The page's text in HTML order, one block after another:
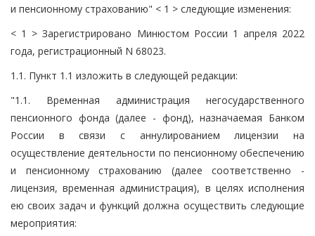
и пенсионному страхованию" < 1 > следующие изменения:
< 1 > Зарегистрировано Минюстом России 1 апреля 2022
года, регистрационный N 68023.
1.1. Пункт 1.1 изложить в следующей редакции:
"1.1. Временная администрация негосударственного
пенсионного фонда (далее - фонд), назначаемая Банком
России в связи с аннулированием лицензии на
осуществление деятельности по пенсионному обеспечению
и пенсионному страхованию (далее соответственно -
лицензия, временная администрация), в целях исполнения
ею своих задач и функций должна осуществить следующие
мероприятия: